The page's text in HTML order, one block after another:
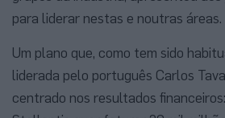
para liderar nestas e noutras áreas.
Um plano que, como tem sido
liderada pelo português Carlos
centrado nos resultados